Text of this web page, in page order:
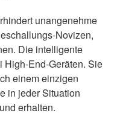
unangenehme
Novizen,
Die intelligente
High-End-Geräten. Sie
einem einzigen
in jeder Situation
erhalten.